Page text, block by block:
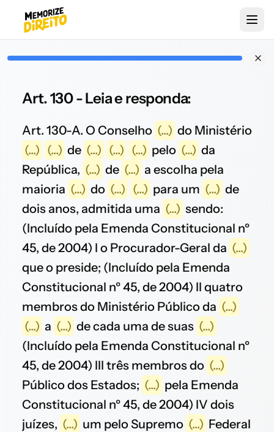
Art. 130 - Leia e responda:
Art. 130-A. O Conselho (...) do Ministério
(...) (...) de (...) (...) (...) pelo (...) da
República, (...) de (...) a escolha pela
maioria (...) do (...) (...) para um (...) de
dois anos, admitida uma (...) sendo:
(Incluído pela Emenda Constitucional nº
45, de 2004) I o Procurador-Geral da (...)
que o preside; (Incluído pela Emenda
Constitucional nº 45, de 2004) II quatro
membros do Ministério Público da (...)
(...) a (...) de cada uma de suas (...)
(Incluído pela Emenda Constitucional nº
45, de 2004) III três membros do (...)
Público dos Estados; (...) pela Emenda
Constitucional nº 45, de 2004) IV dois
juízes, (...) um pelo Supremo (...) Federal